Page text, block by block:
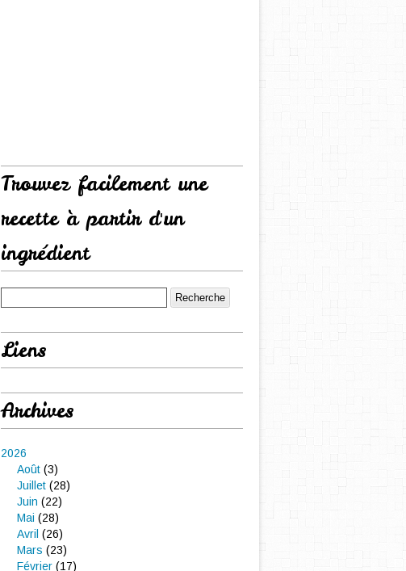
Trouvez facilement une
recette à partir d'un
ingrédient
Liens
Archives
2026
Août (3)
Juillet (28)
Juin (22)
Mai (28)
Avril (26)
Mars (23)
Février (17)